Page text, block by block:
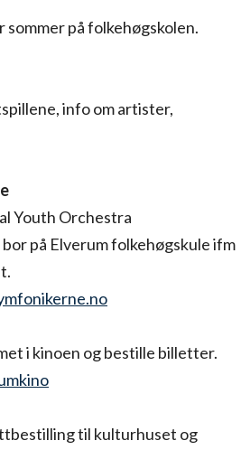
på folkehøgskolen.
info om artister,
Youth Orchestra
på Elverum folkehøgskule ifm
i kinoen og bestille billetter.
til kulturhuset og